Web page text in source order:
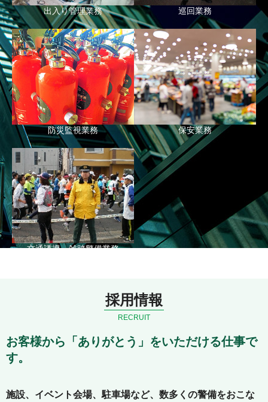
出入り管理業務 巡回業務
防災監視業務 保安業務
交通誘導・雑踏警備業務
採用情報
RECRUIT
お客様から「ありがとう」をいただける仕事で
す。
施設、イベント会場、駐車場など、数多くの警備をおこな